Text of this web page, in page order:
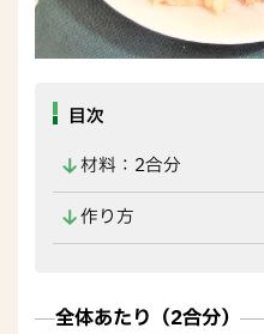
目次
材料：2合分
作り方
全体あたり（2合分）